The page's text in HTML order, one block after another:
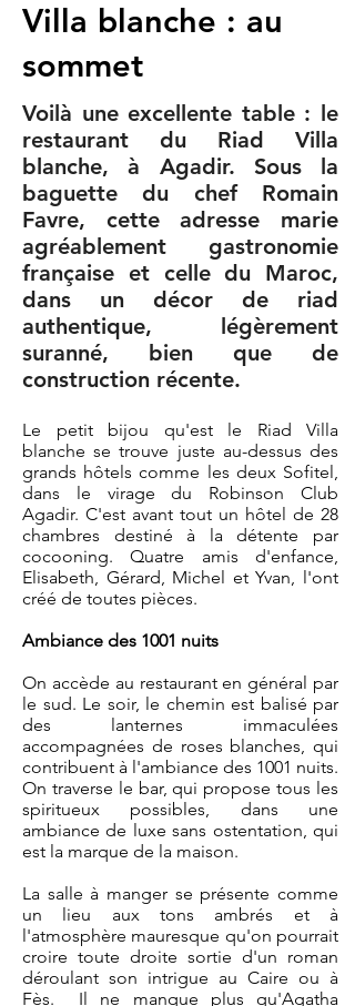
Villa blanche : au
sommet
Voilà une excellente table : le
restaurant du Riad Villa
blanche, à Agadir. Sous la
baguette du chef Romain
Favre, cette adresse marie
agréablement gastronomie
française et celle du Maroc,
dans un décor de riad
authentique, légèrement
suranné, bien que de
construction récente.
Le petit bijou qu'est le Riad Villa
blanche se trouve juste au-dessus des
grands hôtels comme les deux Sofitel,
dans le virage du Robinson Club
Agadir. C'est avant tout un hôtel de 28
chambres destiné à la détente par
cocooning. Quatre amis d'enfance,
Elisabeth, Gérard, Michel et Yvan, l'ont
créé de toutes pièces.
Ambiance des 1001 nuits
On accède au restaurant en général par
le sud. Le soir, le chemin est balisé par
des lanternes immaculées
accompagnées de roses blanches, qui
contribuent à l'ambiance des 1001 nuits.
On traverse le bar, qui propose tous les
spiritueux possibles, dans une
ambiance de luxe sans ostentation, qui
est la marque de la maison.
La salle à manger se présente comme
un lieu aux tons ambrés et à
l'atmosphère mauresque qu'on pourrait
croire toute droite sortie d'un roman
déroulant son intrigue au Caire ou à
Fès. Il ne manque plus qu'Agatha